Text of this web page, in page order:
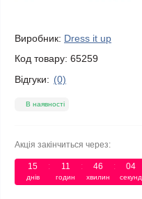
Виробник: Dress it up
Код товару: 65259
Відгуки: (0)
В наявності
Акція закінчиться через:
15
днів
: 11
годин
: 46
хвилин
: 04
секунд